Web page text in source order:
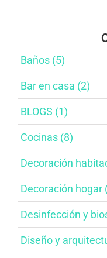
Baños​ (5)
Bar en casa​ (2)
BLOGS (1)
Cocinas (8)
Decoración
Decoración hogar
Desinfección y
Diseño y